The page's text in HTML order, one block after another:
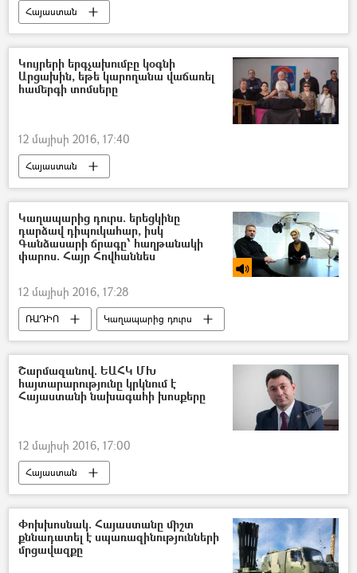
Հայաստան
Կույրերի երգչախումբը կօգնի
Արցախին, եթե կարողանա վաճառել
համերգի տոմսերը
12 մայիսի 2016, 17:40
Հայաստան
Կաղապարից դուրս. երեցկինը
դարձավ դիպուկահար, իսկ
Գանձասարի ճրագը՝ հաղթանակի
փարոս. Հայր Հովհաննես
12 մայիսի 2016, 17:28
ՌԱԴԻՈ Կաղապարից դուրս
Շարմազանով. ԵԱՀԿ ՄԽ
հայտարարությունը կրկնում է
Հայաստանի նախագահի խոսքերը
12 մայիսի 2016, 17:00
Հայաստան
ԱԺ փոխնախագահ Էդուարդ Շարմազանով
Փոխխոսնակ. Հայաստանը միշտ
քննադատել է սպառազինությունների
մրցավազքը